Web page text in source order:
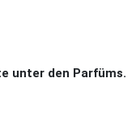
unter den Parfüms.